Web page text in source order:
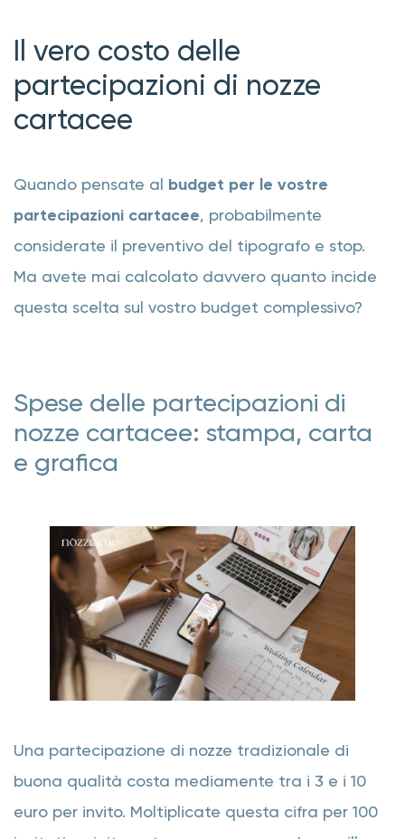
Il vero costo delle
partecipazioni di nozze
cartacee
Quando pensate al budget per le vostre
partecipazioni cartacee, probabilmente
considerate il preventivo del tipografo e stop.
Ma avete mai calcolato davvero quanto incide
questa scelta sul vostro budget complessivo?
Spese delle partecipazioni di
nozze cartacee: stampa, carta
e grafica
Una partecipazione di nozze tradizionale di
buona qualità costa mediamente tra i 3 e i 10
euro per invito. Moltiplicate questa cifra per 100